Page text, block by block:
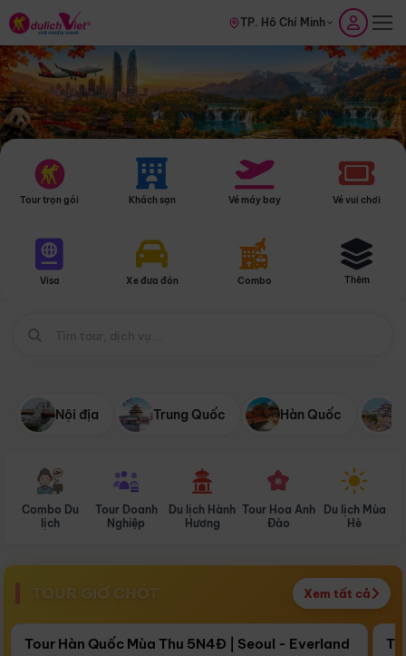
TP. Hồ Chí Minh
Tour trọn gói Khách sạn Vé máy bay Vé vui chơi
Visa Xe đưa đón Combo Thêm
Nội địa Trung Quốc Hàn Quốc
Combo Du
lịch
Tour Doanh
Nghiệp
Du lịch Hành
Hương
Tour Hoa Anh
Đào
Du lịch Mùa
Hè
TOUR GIỜ CHÓT Xem tất cả
Còn17 ngày 13:53:03
Điểm nổi bật
Tour Hàn Quốc Mùa Thu 5N4Đ | Seoul - Everland